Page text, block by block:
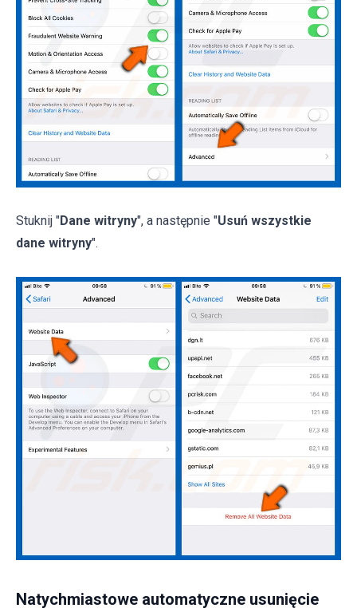
Stuknij "Dane witryny", a następnie "Usuń wszystkie
dane witryny".
Natychmiastowe automatyczne usunięcie